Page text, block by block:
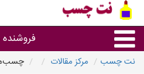
فروشنده
نت چسب مرکز مقالات